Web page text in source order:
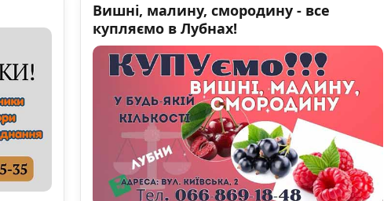
Вишні, малину, смородину - все
купляємо в Лубнах!